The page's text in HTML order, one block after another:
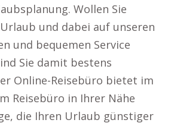
Wollen Sie
und dabei auf unseren
und bequemen Service
Sie damit bestens
Online-Reisebüro bietet im
Reisebüro in Ihrer Nähe
die Ihren Urlaub günstiger